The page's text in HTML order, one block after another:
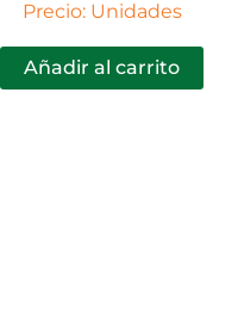
Precio: Unidades
Añadir al carrito